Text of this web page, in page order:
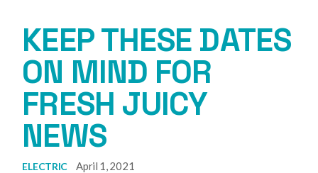
KEEP THESE DATES
ON MIND FOR
FRESH JUICY
NEWS
ELECTRIC April 1, 2021